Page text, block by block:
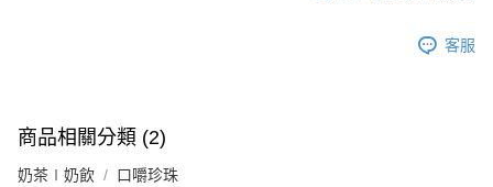
客服
商品相關分類 (2)
奶茶∣奶飲 口嚼珍珠